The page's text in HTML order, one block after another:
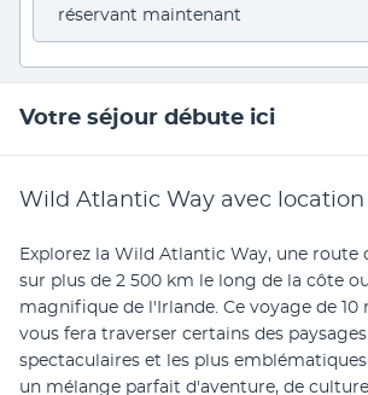
réservant maintenant
Votre séjour débute ici
Wild Atlantic Way avec
Explorez la Wild Atlantic Way, une route
sur plus de 2 500 km le long de la côte
magnifique de l'Irlande. Ce voyage de 10
vous fera traverser certains des
spectaculaires et les plus
un mélange parfait d'aventure, de